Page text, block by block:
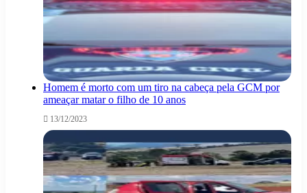
Homem é morto com um tiro na cabeça pela GCM por
ameaçar matar o filho de 10 anos
13/12/2023